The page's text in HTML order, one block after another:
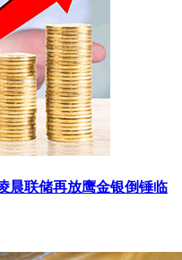
晨联储再放鹰金银倒锤临